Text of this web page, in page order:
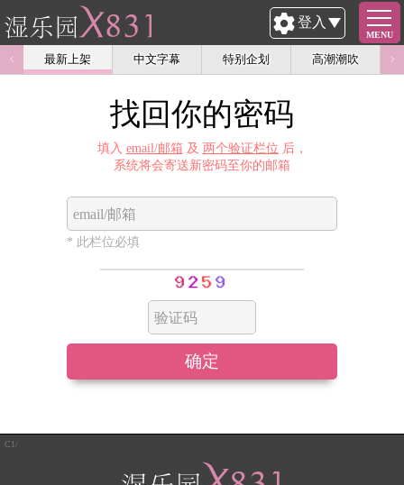
MENU
登入
最新上架 中文字幕 特别企划 高潮潮吹
找回你的密码
填入 email/邮箱 及 两个验证栏位 后，
系统将会寄送新密码至你的邮箱
email/邮箱
* 此栏位必填
验证码
C1/